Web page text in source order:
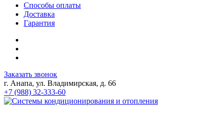
Способы оплаты
Доставка
Гарантия
Заказать звонок
г. Анапа, ул. Владимирская, д. 66
+7 (988) 32-333-60